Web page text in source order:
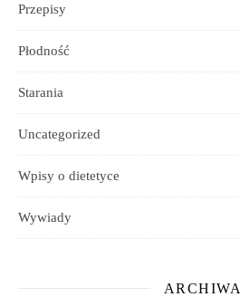
Przepisy
Płodność
Starania
Uncategorized
Wpisy o dietetyce
Wywiady
ARCHIWA